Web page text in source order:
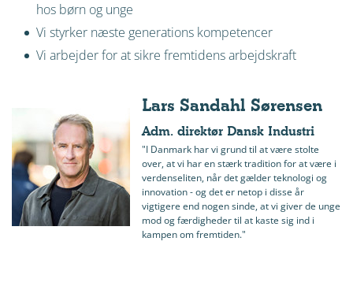
hos børn og unge
Vi styrker næste generations kompetencer
Vi arbejder for at sikre fremtidens arbejdskraft
Lars Sandahl Sørensen
Adm. direktør Dansk Industri
"I Danmark har vi grund til at være stolte
over, at vi har en stærk tradition for at være i
verdenseliten, når det gælder teknologi og
innovation - og det er netop i disse år
vigtigere end nogen sinde, at vi giver de unge
mod og færdigheder til at kaste sig ind i
kampen om fremtiden."